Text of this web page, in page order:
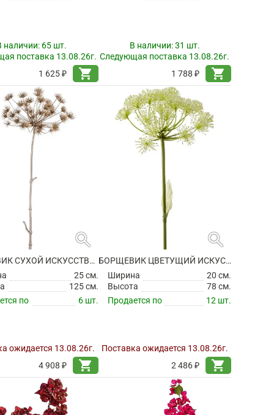
наличии: 65 шт.
поставка 13.08.26г.
1 625 ₽
shopping_cart
В наличии:31 шт.
Следующая поставка 13.08.26г.
1 788 ₽
shopping_cart
search
БОРЩЕВИК СУХОЙ ИСКУССТВЕННЫЙ
25 см.
125 см.
по
6 шт.
ожидается 13.08.26г.
4 908 ₽
shopping_cart
search
БОРЩЕВИК ЦВЕТУЩИЙ ИСКУССТВЕННЫЙ
Ширина
20 см.
Высота
78 см.
Продается по
12 шт.
Поставка ожидается 13.08.26г.
2 486 ₽
shopping_cart